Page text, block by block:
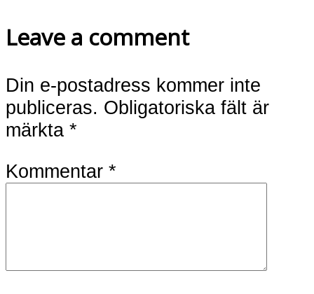
Leave a comment
Din e-postadress kommer inte
publiceras. Obligatoriska fält är
märkta *
Kommentar *